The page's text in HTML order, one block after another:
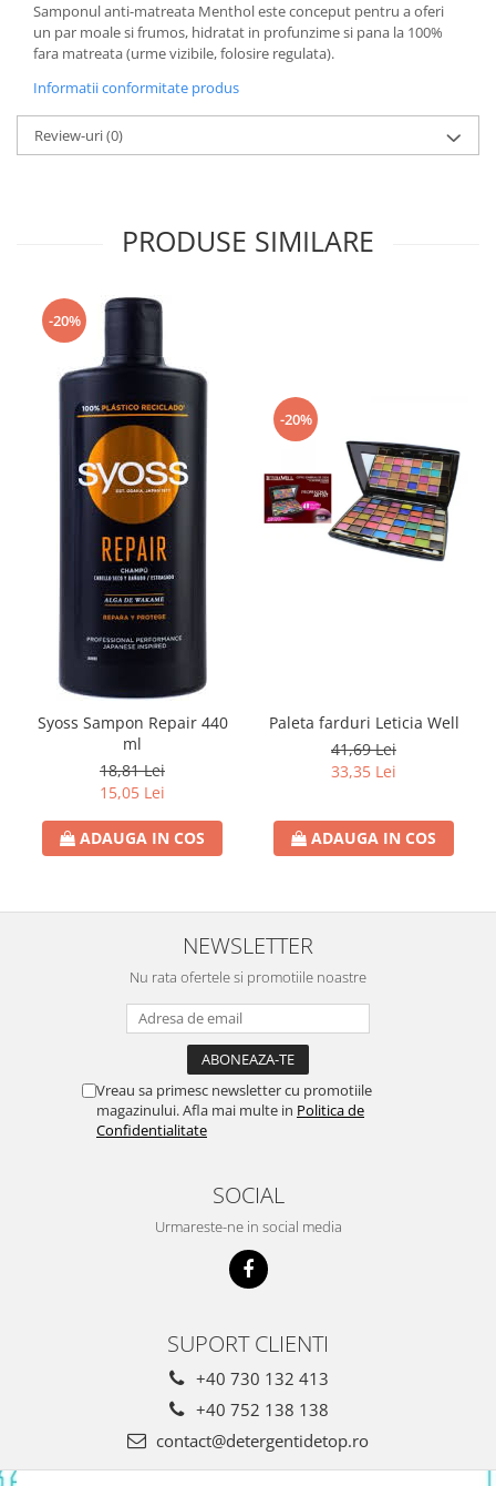
Domestos WC
Gel Antibacterian
Produse Sano Baie
Sanytol Dezinfectant
Prosoape de Hartie
Odorizant Camera Electric
Odorizant Camera Air Wick
Odorizant Camera cu Betisoare
Odorizant Camera Electric
Odorizant Camera Ambi Pur
Rezerva Odorizant Camera
Rezerva Odorizant Camera Glade
Rezerva Odorizant Camera Air Wick
Ingrijire Bebelusi
Servetele Umede Bebelusi
Suplimente Bebelusi
Ingrijire Bebelusi
Scutece Huggies
Scutece Happy
Scutece Pampers Bebelusi
Balsam Rufe Bebelusi
Detergent Bebelusi
Detergent Bebelusi Ariel
Pasta de dinti *B*
Periuta De Dinti *B*
Gel de Dus Bebelusi
Absorbante & Tampoane
Samponul anti-matreata Menthol este conceput pentru a oferi
un par moale si frumos, hidratat in profunzime si pana la 100%
fara matreata (urme vizibile, folosire regulata).
Informatii conformitate produs
Review-uri(0)
PRODUSE SIMILARE
-20%
Syoss Sampon Repair 440
ml
18,81 Lei
15,05 Lei
ADAUGA IN COS
-20%
Paleta farduri Leticia Well
41,69 Lei
33,35 Lei
ADAUGA IN COS
NEWSLETTER
Nu rata ofertele si promotiile noastre
Vreau sa primesc newsletter cu promotiile
magazinului. Afla mai multe in Politica de
Confidentialitate
SOCIAL
Urmareste-ne in social media
SUPORT CLIENTI
+40 730 132 413
+40 752 138 138
contact@detergentidetop.ro